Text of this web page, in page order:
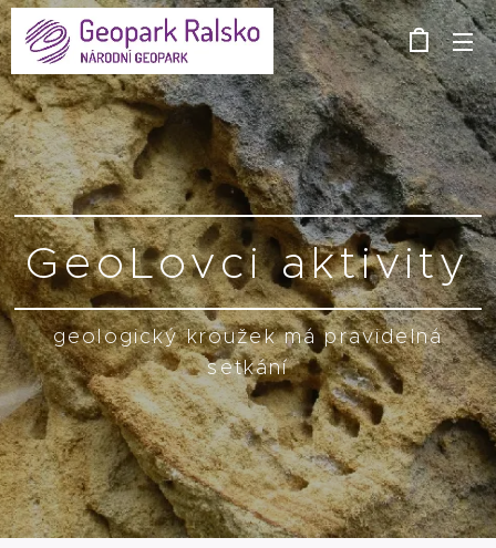
GeoLovci aktivity
geologický kroužek má pravidelná
setkání